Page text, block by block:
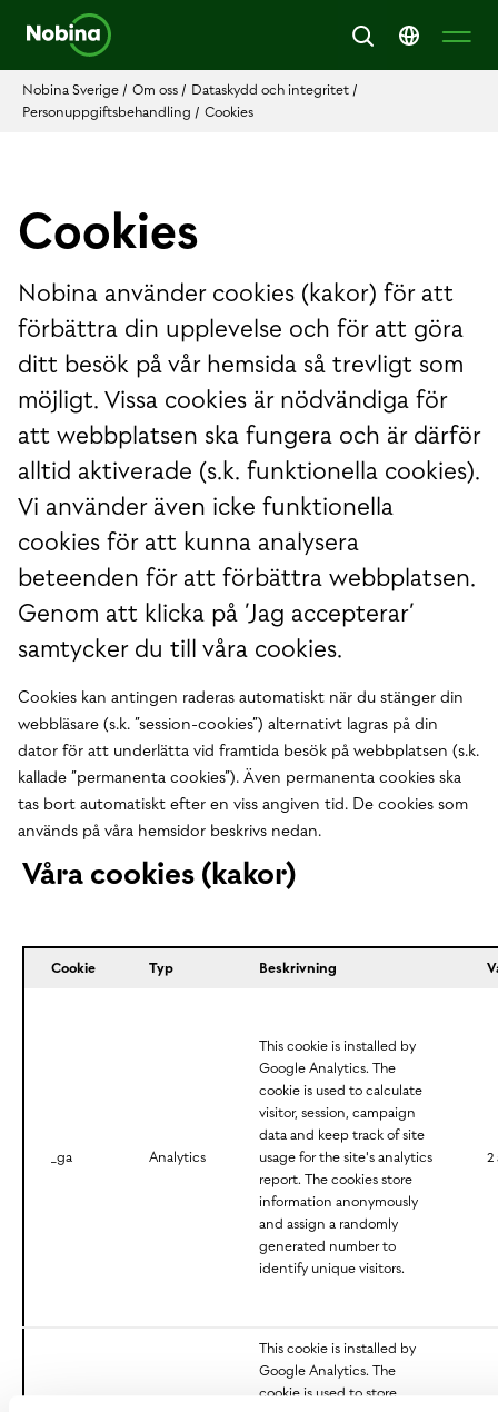
Nobina Sverige / Om oss / Dataskydd och integritet /
Personuppgiftsbehandling / Cookies
Cookies
Nobina använder cookies (kakor) för att
förbättra din upplevelse och för att göra
ditt besök på vår hemsida så trevligt som
möjligt. Vissa cookies är nödvändiga för
att webbplatsen ska fungera och är därför
alltid aktiverade (s.k. funktionella cookies).
Vi använder även icke funktionella
cookies för att kunna analysera
beteenden för att förbättra webbplatsen.
Genom att klicka på ’Jag accepterar’
samtycker du till våra cookies.
Cookies kan antingen raderas automatiskt när du stänger din
webbläsare (s.k. ”session-cookies”) alternativt lagras på din
dator för att underlätta vid framtida besök på webbplatsen (s.k.
kallade ”permanenta cookies”). Även permanenta cookies ska
tas bort automatiskt efter en viss angiven tid. De cookies som
används på våra hemsidor beskrivs nedan.
Våra cookies (kakor)
Cookie Typ Beskrivning
_ga Analytics
This cookie is installed by
Google Analytics. The
cookie is used to calculate
visitor, session, campaign
data and keep track of site
usage for the site's analytics
report. The cookies store
information anonymously
and assign a randomly
generated number to
identify unique visitors.
2
This cookie is installed by
Google Analytics. The
cookie is used to store